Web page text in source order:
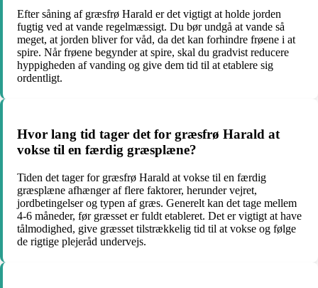
Efter såning af græsfrø Harald er det vigtigt at holde jorden
fugtig ved at vande regelmæssigt. Du bør undgå at vande så
meget, at jorden bliver for våd, da det kan forhindre frøene i at
spire. Når frøene begynder at spire, skal du gradvist reducere
hyppigheden af vanding og give dem tid til at etablere sig
ordentligt.
Hvor lang tid tager det for græsfrø Harald at
vokse til en færdig græsplæne?
Tiden det tager for græsfrø Harald at vokse til en færdig
græsplæne afhænger af flere faktorer, herunder vejret,
jordbetingelser og typen af græs. Generelt kan det tage mellem
4-6 måneder, før græsset er fuldt etableret. Det er vigtigt at have
tålmodighed, give græsset tilstrækkelig tid til at vokse og følge
de rigtige plejeråd undervejs.